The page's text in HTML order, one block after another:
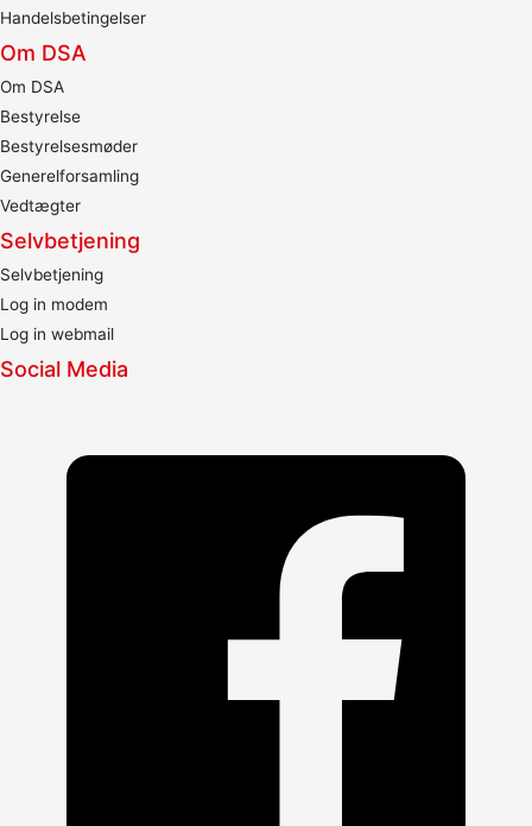
Handelsbetingelser
Om DSA
Om DSA
Bestyrelse
Bestyrelsesmøder
Generelforsamling
Vedtægter
Selvbetjening
Selvbetjening
Log in modem
Log in webmail
Social Media